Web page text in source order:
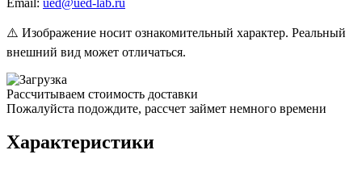
⚠️ Изображение носит ознакомительный характер. Реальный
внешний вид может отличаться.
Рассчитываем стоимость доставки
Пожалуйста подождите, рассчет займет немного времени
Характеристики